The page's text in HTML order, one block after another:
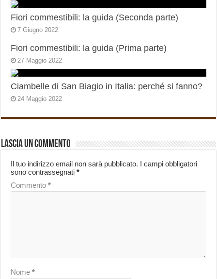
Fiori commestibili: la guida (Seconda parte)
7 Giugno 2022
Fiori commestibili: la guida (Prima parte)
27 Maggio 2022
Ciambelle di San Biagio in Italia: perché si fanno?
24 Maggio 2022
Lascia un commento
Il tuo indirizzo email non sarà pubblicato. I campi obbligatori
sono contrassegnati*
Commento*
Nome*